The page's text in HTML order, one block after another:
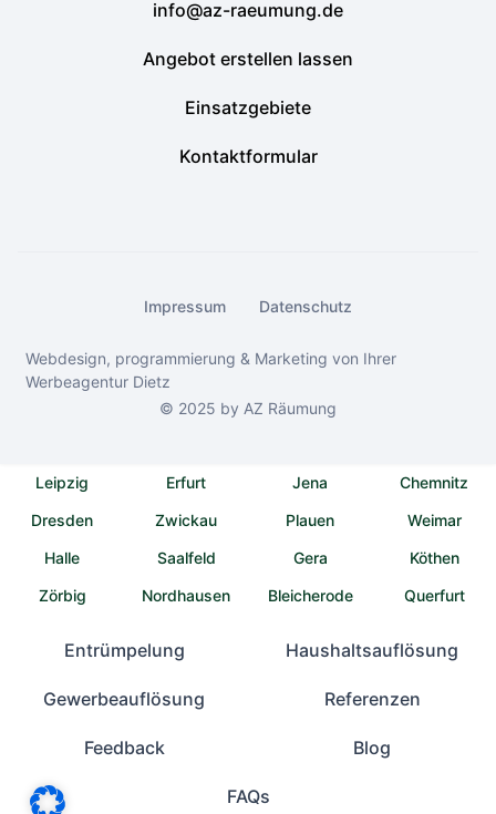
info@az-raeumung.de
Angebot erstellen lassen
Einsatzgebiete
Kontaktformular
© 2025 by AZ Räumung
Webdesign, programmierung & Marketing von Ihrer
Werbeagentur Dietz
Impressum Datenschutz
Leipzig Erfurt Jena
Chemnitz
Dresden
Zwickau Plauen
Weimar
Halle
Saalfeld Gera
Köthen
Zörbig
Nordhausen Bleicherode Querfurt
Entrümpelung Haushaltsauflösung
Gewerbeauflösung Referenzen
Feedback Blog
FAQs